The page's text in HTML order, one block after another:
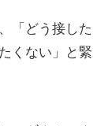
「どう接した
くない」と緊